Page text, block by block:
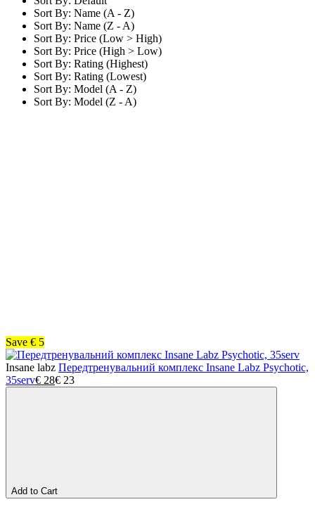
Sort By: Name (A - Z)
Sort By: Name (Z - A)
Sort By: Price (Low > High)
Sort By: Price (High > Low)
Sort By: Rating (Highest)
Sort By: Rating (Lowest)
Sort By: Model (A - Z)
Sort By: Model (Z - A)
Save € 5
Insane labz Передтренувальний комплекс Insane Labz Psychotic,
35serv€ 28€ 23
Add to Cart